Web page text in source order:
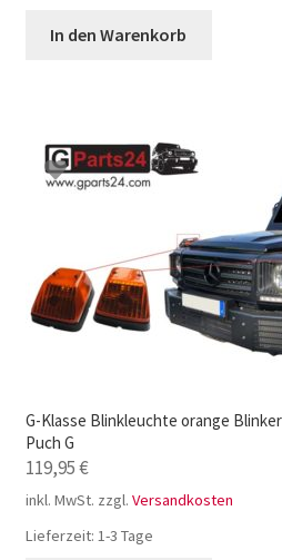
In den Warenkorb
G-Klasse Blinkleuchte orange
Puch G
119,95€
inkl. MwSt. zzgl. Versandkosten
Lieferzeit: 1-3 Tage